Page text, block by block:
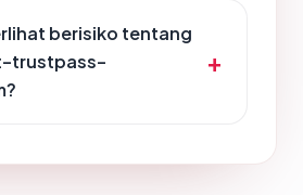
berisiko tentang
trustpass-